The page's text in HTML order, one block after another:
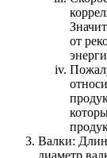
от
Валки:
диаметр